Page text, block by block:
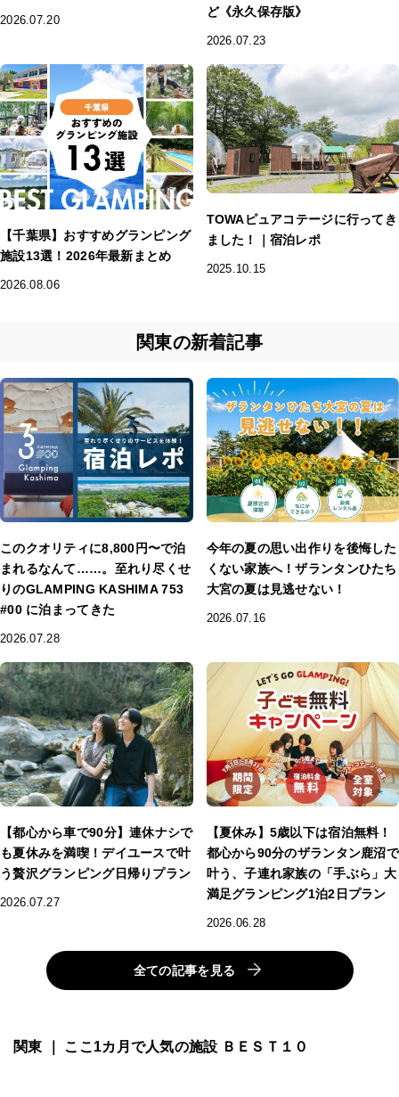
2026.07.20
ど《永久保存版》
2026.07.23
【千葉県】おすすめグランピング
施設13選！2026年最新まとめ
2026.08.06
TOWAピュアコテージに行ってき
ました！｜宿泊レポ
2025.10.15
関東の新着記事
このクオリティに8,800円〜で泊
まれるなんて……。至れり尽くせ
りのGLAMPING KASHIMA 753
#00 に泊まってきた
2026.07.28
今年の夏の思い出作りを後悔した
くない家族へ！ザランタンひたち
大宮の夏は見逃せない！
2026.07.16
【都心から車で90分】連休ナシで
も夏休みを満喫！デイユースで叶
う贅沢グランピング日帰りプラン
2026.07.27
【夏休み】5歳以下は宿泊無料！
都心から90分のザランタン鹿沼で
叶う、子連れ家族の「手ぶら」大
満足グランピング1泊2日プラン
2026.06.28
全ての記事を見る
関東 ｜ ここ1カ月で人気の施設 ＢＥＳＴ１０